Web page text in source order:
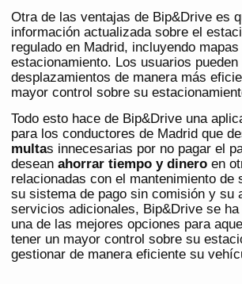
Otra de las ventajas de Bip&Drive es
información actualizada sobre el
regulado en Madrid, incluyendo
estacionamiento. Los usuarios
desplazamientos de manera más
mayor control sobre su
Todo esto hace de Bip&Drive una
para los conductores de Madrid que
multas innecesarias por no pagar el
desean ahorrar tiempo y dinero en
relacionadas con el mantenimiento de
su sistema de pago sin comisión y su
servicios adicionales, Bip&Drive se
una de las mejores opciones para
tener un mayor control sobre su
gestionar de manera eficiente su